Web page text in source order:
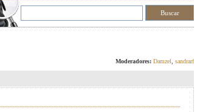
Moderadores: Damzel sandrarf